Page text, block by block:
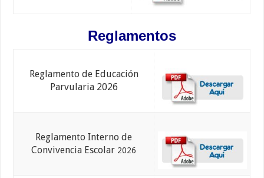
Reglamentos
Reglamento de Educación
Parvularia 2026
Reglamento Interno de
Convivencia Escolar 2026